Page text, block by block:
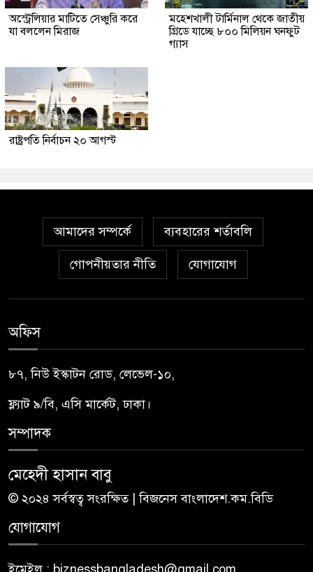
অস্ট্রেলিয়ার মাটিতে সেঞ্চুরি করে
যা বললেন মিরাজ
মহেশখালী টার্মিনাল থেকে জাতীয়
গ্রিডে যাচ্ছে ৮০০ মিলিয়ন ঘনফুট
গ্যাস
রাষ্ট্রপতি নির্বাচন ২০ আগস্ট
আমাদের সম্পর্কে ব্যবহারের শর্তাবলি
গোপনীয়তার নীতি যোগাযোগ
অফিস
৮৭, নিউ ইস্কাটন রোড, লেভেল-১০,
ফ্ল্যাট ৯/বি, এসি মার্কেট, ঢাকা।
সম্পাদক
মেহেদী হাসান বাবু
© ২০২৪ সর্বস্বত্ব সংরক্ষিত | বিজনেস বাংলাদেশ.কম.বিডি
যোগাযোগ